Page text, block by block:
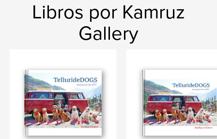
Libros por Kamruz
Gallery